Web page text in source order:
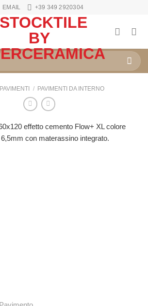
EMAIL +39 349 2920304
PAVIMENTI / PAVIMENTI DA INTERNO